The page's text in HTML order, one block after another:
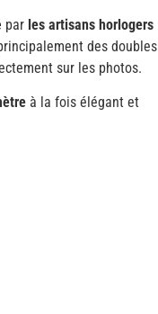
par les artisans horlogers
des doubles
sur les photos.
à la fois élégant et